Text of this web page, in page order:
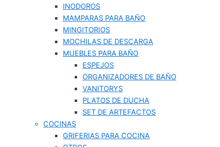
INODOROS
MAMPARAS PARA BAÑO
MINGITORIOS
MOCHILAS DE DESCARGA
MUEBLES PARA BAÑO
ESPEJOS
ORGANIZADORES DE BAÑO
VANITORYS
PLATOS DE DUCHA
SET DE ARTEFACTOS
COCINAS
GRIFERIAS PARA COCINA